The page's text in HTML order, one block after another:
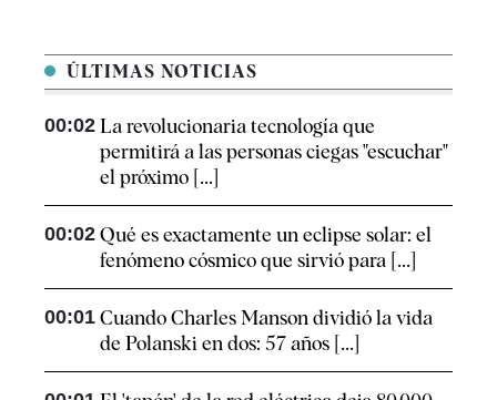
ÚLTIMAS NOTICIAS
00:02 La revolucionaria tecnología que
permitirá a las personas ciegas "escuchar"
el próximo [...]
00:02 Qué es exactamente un eclipse solar: el
fenómeno cósmico que sirvió para [...]
00:01 Cuando Charles Manson dividió la vida
de Polanski en dos: 57 años [...]